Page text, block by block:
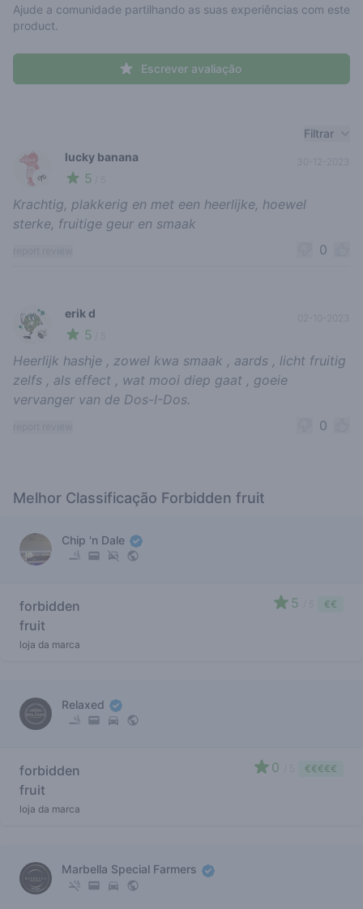
Ajude a comunidade partilhando as suas experiências com este
product.
Escrever avaliação
Filtrar
🌱
lucky banana
5
30-12-2023
Krachtig, plakkerig en met een heerlijke, hoewel
sterke, fruitige geur en smaak
0
🍃
erik d
5
02-10-2023
Heerlijk hashje , zowel kwa smaak , aards , licht fruitig
zelfs , als effect , wat mooi diep gaat , goeie
vervanger van de Dos-I-Dos.
0
Melhor Classificação Forbidden fruit
Chip 'n Dale
forbidden
fruit
loja da marca
5 €€
Relaxed
forbidden
fruit
loja da marca
0 €€€€€
Marbella Special Farmers